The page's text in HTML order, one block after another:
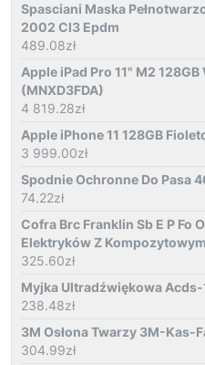
Spasciani Maska
2002 Cl3 Epdm
489.08zł
Apple iPad Pro 11" M2
(MNXD3FDA)
4 819.28zł
Apple iPhone 11 128GB
3 999.00zł
Spodnie Ochronne Do Pasa
74.22zł
Cofra Brc Franklin Sb E P Fo
Elektryków Z
325.60zł
Myjka Ultradźwiękowa
238.48zł
3M Osłona Twarzy 3M-Kas-
304.99zł